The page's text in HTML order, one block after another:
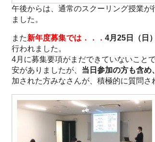
午後からは、通常のスクーリング授業
ました。
また新年度募集では．．． 4月25日（日
行われました。
4月に募集要項がまだできていないこと
安がありましたが、 当日参加の方も含め
加された方みなさんが、積極的に質問さ